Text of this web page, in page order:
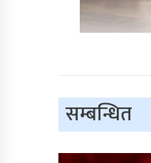
सम्बन्धित